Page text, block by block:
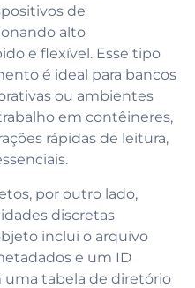
de
alto
e flexível. Esse tipo
é ideal para bancos
ou ambientes
em contêineres,
rápidas de leitura,
por outro lado,
discretas
inclui o arquivo
e um ID
uma tabela de diretório